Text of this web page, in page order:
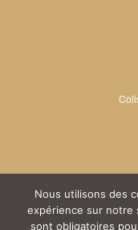
Nous utilisons des
expérience sur notre
sont obligatoires